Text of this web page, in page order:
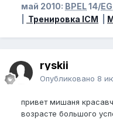
май 2010: BPEL14/EG
Тренировка ICM
ryskii
Опубликовано 8
привет мишаня
возрасте большого